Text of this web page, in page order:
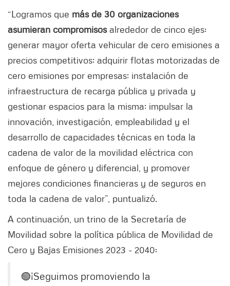
“Logramos que más de 30 organizaciones
asumieran compromisos alrededor de cinco ejes:
generar mayor oferta vehicular de cero emisiones a
precios competitivos; adquirir flotas motorizadas de
cero emisiones por empresas; instalación de
infraestructura de recarga pública y privada y
gestionar espacios para la misma; impulsar la
innovación, investigación, empleabilidad y el
desarrollo de capacidades técnicas en toda la
cadena de valor de la movilidad eléctrica con
enfoque de género y diferencial, y promover
mejores condiciones financieras y de seguros en
toda la cadena de valor”, puntualizó.
A continuación, un trino de la Secretaría de
Movilidad sobre la política pública de Movilidad de
Cero y Bajas Emisiones 2023 - 2040:
🟢¡Seguimos promoviendo la